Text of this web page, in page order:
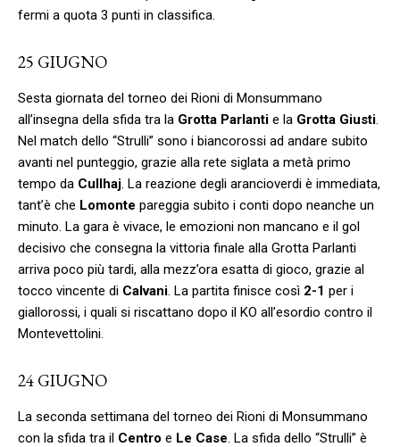
fermi a quota 3 punti in classifica.
25 GIUGNO
Sesta giornata del torneo dei Rioni di Monsummano
all’insegna della sfida tra la Grotta Parlanti e la Grotta Giusti.
Nel match dello “Strulli” sono i biancorossi ad andare subito
avanti nel punteggio, grazie alla rete siglata a metà primo
tempo da Cullhaj. La reazione degli arancioverdi è immediata,
tant’è che Lomonte pareggia subito i conti dopo neanche un
minuto. La gara è vivace, le emozioni non mancano e il gol
decisivo che consegna la vittoria finale alla Grotta Parlanti
arriva poco più tardi, alla mezz’ora esatta di gioco, grazie al
tocco vincente di Calvani. La partita finisce così 2-1 per i
giallorossi, i quali si riscattano dopo il KO all’esordio contro il
Montevettolini.
24 GIUGNO
La seconda settimana del torneo dei Rioni di Monsummano
con la sfida tra il Centro e Le Case. La sfida dello “Strulli” è